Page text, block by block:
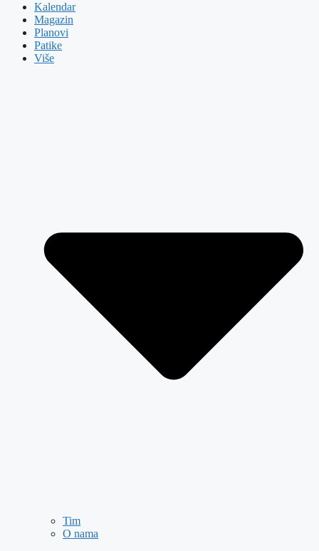
Kalendar
Magazin
Planovi
Patike
Više
Tim
O nama